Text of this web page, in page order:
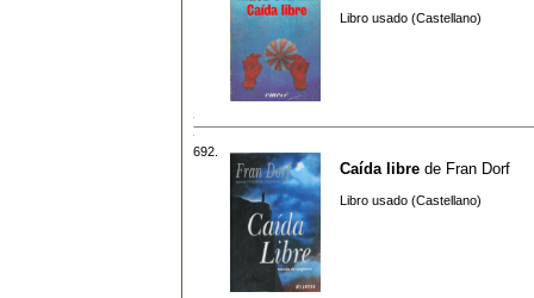
Libro usado (Castellano)
692.
Caída libre de Fran Dorf
Libro usado (Castellano)